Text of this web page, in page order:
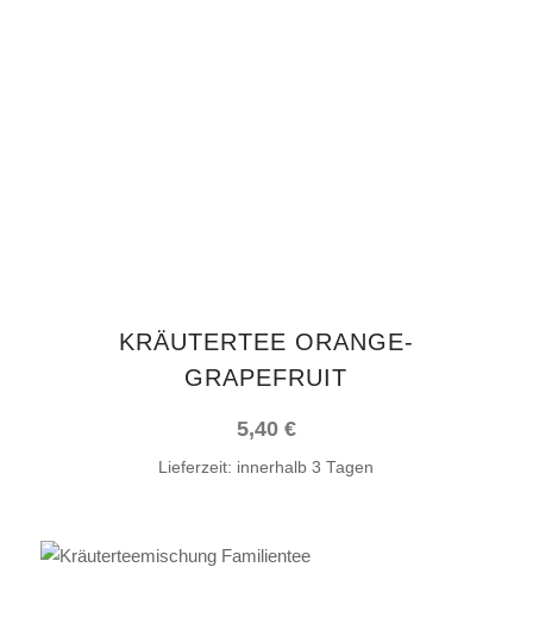
KRÄUTERTEE ORANGE-
GRAPEFRUIT
5,40 €
Lieferzeit: innerhalb 3 Tagen